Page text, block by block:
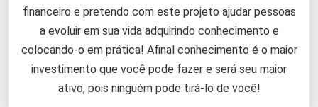
financeiro e pretendo com este projeto ajudar pessoas
a evoluir em sua vida adquirindo conhecimento e
colocando-o em prática! Afinal conhecimento é o maior
investimento que você pode fazer e será seu maior
ativo, pois ninguém pode tirá-lo de você!